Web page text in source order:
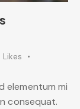
Likes
elementum mi
consequat.